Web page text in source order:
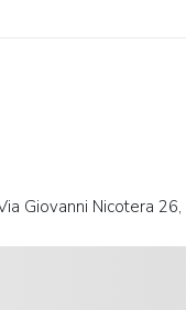
Giovanni Nicotera 26,